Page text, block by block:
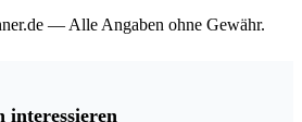
— Alle Angaben ohne Gewähr.
interessieren